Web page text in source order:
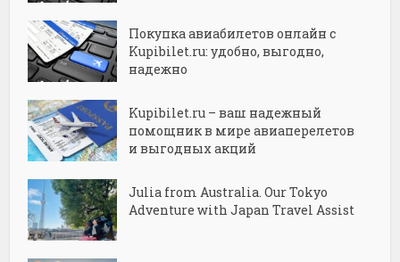
Покупка авиабилетов онлайн с
Kupibilet.ru: удобно, выгодно,
надежно
Kupibilet.ru – ваш надежный
помощник в мире авиаперелетов
и выгодных акций
Julia from Australia. Our Tokyo
Adventure with Japan Travel Assist